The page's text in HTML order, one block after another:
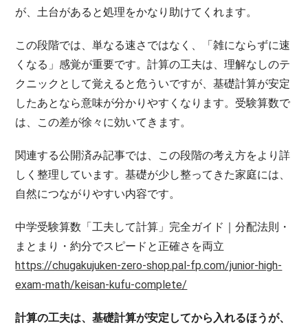
が、土台があると処理をかなり助けてくれます。
この段階では、単なる速さではなく、「雑にならずに速
くなる」感覚が重要です。計算の工夫は、理解なしのテ
クニックとして覚えると危ういですが、基礎計算が安定
したあとなら意味が分かりやすくなります。受験算数で
は、この差が徐々に効いてきます。
関連する公開済み記事では、この段階の考え方をより詳
しく整理しています。基礎が少し整ってきた家庭には、
自然につながりやすい内容です。
中学受験算数「工夫して計算」完全ガイド｜分配法則・
まとまり・約分でスピードと正確さを両立
https://chugakujuken-zero-shop.pal-fp.com/junior-high-
exam-math/keisan-kufu-complete/
計算の工夫は、基礎計算が安定してから入れるほうが、